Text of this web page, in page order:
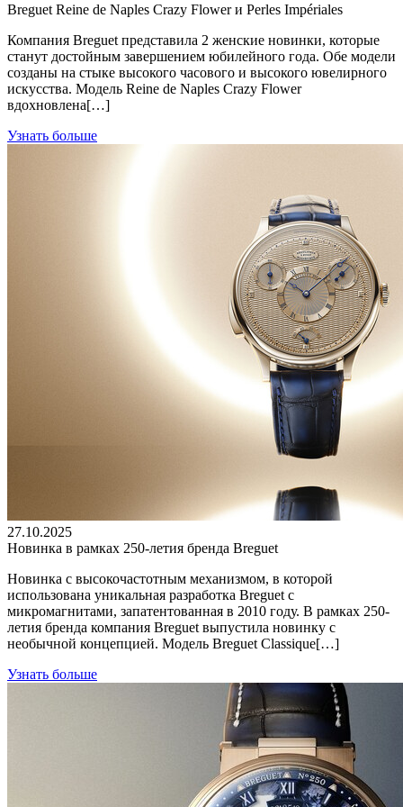
Breguet Reine de Naples Crazy Flower и Perles Impériales
Компания Breguet представила 2 женские новинки, которые
станут достойным завершением юбилейного года. Обе модели
созданы на стыке высокого часового и высокого ювелирного
искусства. Модель Reine de Naples Crazy Flower
вдохновлена[…]
Узнать больше
27.10.2025
Новинка в рамках 250-летия бренда Breguet
Новинка с высокочастотным механизмом, в которой
использована уникальная разработка Breguet с
микромагнитами, запатентованная в 2010 году. В рамках 250-
летия бренда компания Breguet выпустила новинку с
необычной концепцией. Модель Breguet Classique[…]
Узнать больше